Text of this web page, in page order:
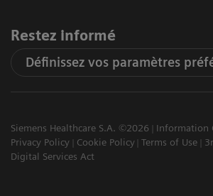
Restez informé
Définissez vos paramètres
Siemens Healthcare S.A. ©2026
Information
Privacy Policy
Cookie Policy Terms of Use
Digital Services Act